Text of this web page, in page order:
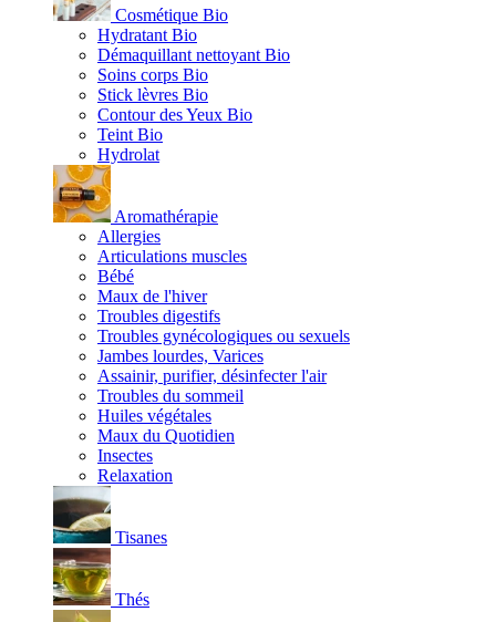
Cosmétique Bio
Hydratant Bio
Démaquillant nettoyant Bio
Soins corps Bio
Stick lèvres Bio
Contour des Yeux Bio
Teint Bio
Hydrolat
Aromathérapie
Allergies
Articulations muscles
Bébé
Maux de l'hiver
Troubles digestifs
Troubles gynécologiques ou sexuels
Jambes lourdes, Varices
Assainir, purifier, désinfecter l'air
Troubles du sommeil
Huiles végétales
Maux du Quotidien
Insectes
Relaxation
Tisanes
Thés